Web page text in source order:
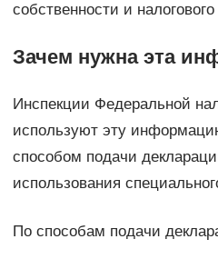
собственности и
Зачем нужна эта
Инспекции Федеральной
используют эту
способом подачи
использования
По способам подачи